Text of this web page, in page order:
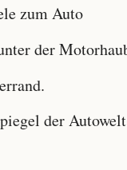
zum Auto
der
der